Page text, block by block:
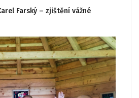
Farský – zjištění vážné